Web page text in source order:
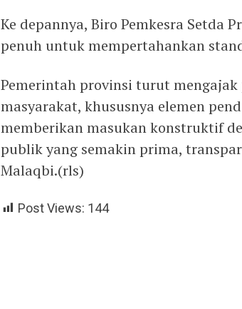
Ke depannya, Biro Pemkesra Setda
penuh untuk mempertahankan
Pemerintah provinsi turut
masyarakat, khususnya elemen
memberikan masukan konstruktif
publik yang semakin prima,
Malaqbi.(rls)
Post Views: 144